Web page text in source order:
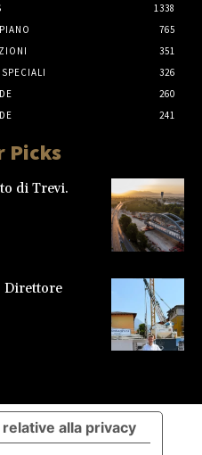
1338
765
351
326
260
241
Picks
di Trevi.
Direttore
alla privacy